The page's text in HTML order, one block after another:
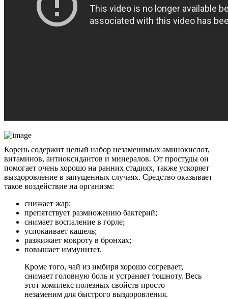
Корень содержит целый набор незаменимых аминокислот,
витаминов, антиоксидантов и минералов. От простуды он
помогает очень хорошо на ранних стадиях, также ускоряет
выздоровление в запущенных случаях. Средство оказывает
такое воздействие на организм:
снижает жар;
препятствует размножению бактерий;
снимает воспаление в горле;
успокаивает кашель;
разжижает мокроту в бронхах;
повышает иммунитет.
Кроме того, чай из имбиря хорошо согревает,
снимает головную боль и устраняет тошноту. Весь
этот комплекс полезных свойств просто
незаменим для быстрого выздоровления.